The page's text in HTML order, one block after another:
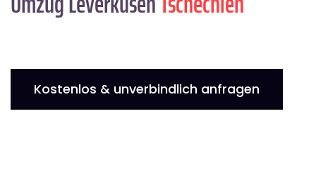
Kostenlos & unverbindlich anfragen